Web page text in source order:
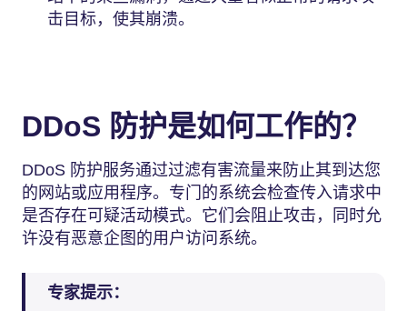
击目标，使其崩溃。
DDoS 防护是如何工作的？
DDoS 防护服务通过过滤有害流量来防止其到达您
的网站或应用程序。专门的系统会检查传入请求中
是否存在可疑活动模式。它们会阻止攻击，同时允
许没有恶意企图的用户访问系统。
专家提示：